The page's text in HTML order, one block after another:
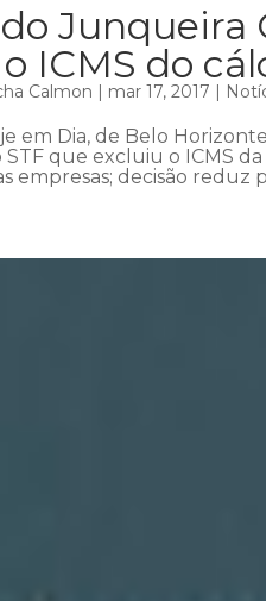
Junqueira
ICMS do
Calmon | mar 17, 2017 |
em Dia, de Belo
STF que excluiu o ICMS
empresas; decisão reduz